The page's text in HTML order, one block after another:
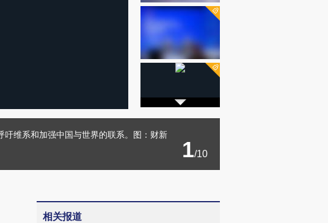
维系和加强中国与世界的联系。图：财新
1/10
相关报道